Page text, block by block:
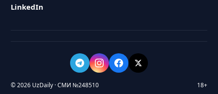
LinkedIn
© 2026 UzDaily · СМИ №248510 18+